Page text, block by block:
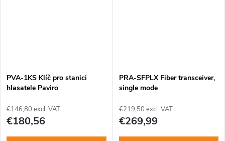
PVA-1KS Klíč pro stanici
hlasatele Paviro
€146,80 excl. VAT
€180,56
PRA-SFPLX Fiber transceiver,
single mode
€219,50 excl. VAT
€269,99